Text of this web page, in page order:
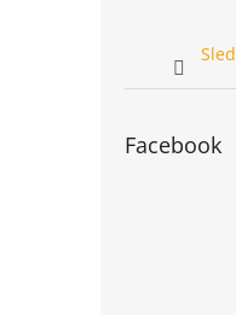
Facebook